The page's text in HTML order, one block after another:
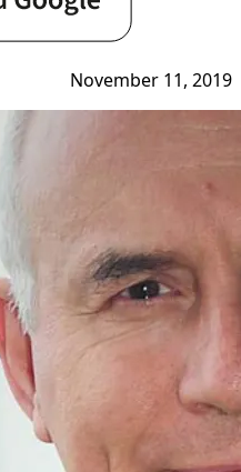
November 11, 2019